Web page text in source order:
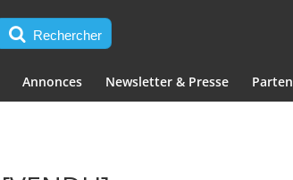
Rechercher
Annonces Newsletter & Presse